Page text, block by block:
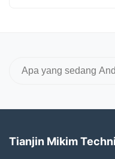
bertahun-tahun,
Tianjin Mikim